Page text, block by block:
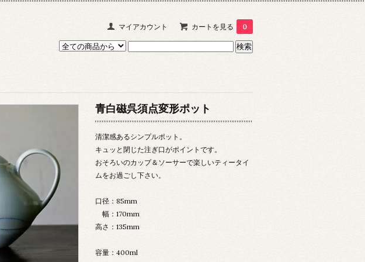
マイアカウント カートを見る 0
青白磁呉須点変形ポット
清潔感あるシンプルポット。
キュッと閉じた注ぎ口がポイントです。
おそろいのカップ＆ソーサーで楽しいティータイ
ムをお過ごし下さい。
口径：85mm
幅：170mm
高さ：135mm
容量：400ml